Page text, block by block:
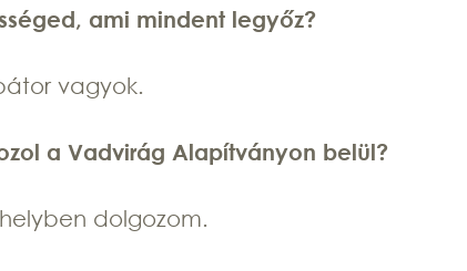
ami mindent legyőz?
vagyok.
a Vadvirág Alapítványon belül?
dolgozom.